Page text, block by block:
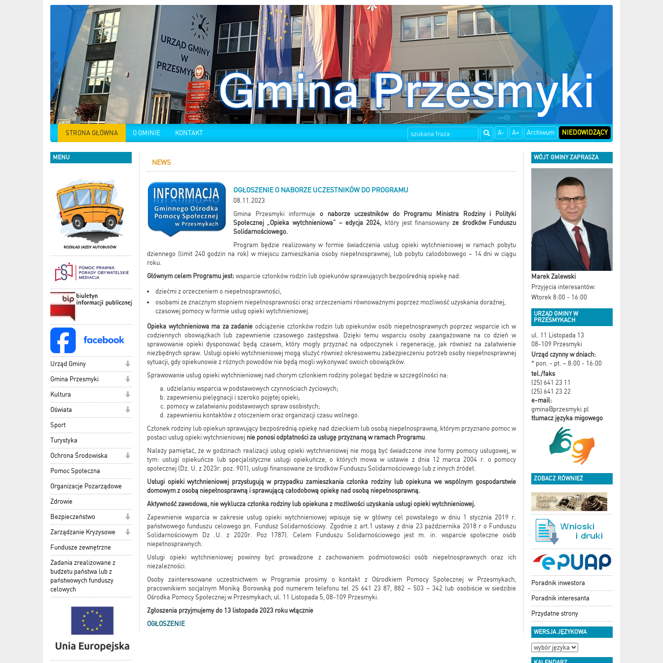
STRONA GŁÓWNA O GMINIE KONTAKT A- A+ Archiwum NIEDOWIDZĄCY
MENU
Urząd Gminy
Gmina Przesmyki
Kultura
Oświata
Sport
Turystyka
Ochrona Środowiska
Pomoc Społeczna
Organizacje Pozarządowe
Zdrowie
Bezpieczeństwo
Zarządzanie Kryzysowe
Fundusze zewnętrzne
Zadania zrealizowane z
budżetu państwa lub z
państwowych funduszy
celowych
NEWS
OGŁOSZENIE O NABORZE UCZESTNIKÓW DO PROGRAMU
08.11.2023
Gmina Przesmyki informuje o naborze uczestników do
Programu Ministra Rodziny i Polityki
Społecznej „Opieka wytchnieniowa” – edycja 2024, który jest finansowanyze środków Funduszu
Solidarnościowego.
Program będzie realizowany w formie świadczenia usług opieki wytchnieniowej w ramach pobytu
dziennego (limit 240 godzin na rok) w miejscu zamieszkania osoby niepełnosprawnej, lub pobytu całodobowego – 14 dni w ciągu
roku.
Głównym celem Programu jest: wsparcie członków rodzin lub opiekunów sprawujących bezpośrednią opiekę nad:
dziećmi z orzeczeniem o niepełnosprawności,
osobami ze znacznym stopniem niepełnosprawności oraz orzeczeniami równoważnymi poprzez możliwość uzyskania doraźnej,
czasowej pomocy w formie usług opieki wytchnieniowej.
Opieka wytchnieniowa ma za zadanie odciążenie członków rodzin lub opiekunów osób niepełnosprawnych poprzez wsparcie ich w
codziennych obowiązkach lub zapewnienie czasowego zastępstwa. Dzięki temu wsparciu osoby zaangażowane na co dzień w
sprawowanie opieki dysponować będą czasem, który mogły przyznać na odpoczynek i regenerację, jak również na załatwienie
niezbędnych spraw. Usługi opieki wytchnieniowej mogą służyć również okresowemu zabezpieczeniu potrzeb osoby niepełnosprawnej
sytuacji, gdy opiekunowie z różnych powodów nie będą mogli wykonywać swoich obowiązków.
Sprawowanie usług opieki wytchnieniowej nad chorym członkiem rodziny polegać będzie w szczególności na:
udzielaniu wsparcia w podstawowych czynnościach życiowych;
zapewnieniu pielęgnacji i szeroko pojętej opieki;
pomocy w załatwianiu podstawowych spraw osobistych;
zapewnieniu kontaktów z otoczeniem oraz organizacji czasu wolnego.
Członek rodziny lub opiekun sprawujący bezpośrednią opiekę nad dzieckiem lub osobą niepełnosprawną, którym przyznano pomoc w
postaci usług opieki wytchnieniowej nie ponosi odpłatności za usługę przyznaną w ramach Programu.
Należy pamiętać, że w godzinach realizacji usług opieki wytchnieniowej nie mogą być świadczone inne formy pomocy usługowej, w
tym: usługi opiekuńcze lub specjalistyczne usługi opiekuńcze, o których mowa w ustawie z dnia 12 marca 2004 r. o pomocy
społecznej (Dz. U. z 2023r. poz. 901), usługi finansowane ze środków Funduszu Solidarnościowego lub z innych źródeł.
Usługi opieki wytchnieniowej przysługują w przypadku zamieszkania członka rodziny lub opiekuna we wspólnym gospodarstwie
domowym z osobą niepełnosprawną i sprawującą całodobową opiekę nad osobą niepełnosprawną.
Aktywność zawodowa, nie wyklucza członka rodziny lub opiekuna z możliwości uzyskania usługi opieki wytchnieniowej.
Zapewnienie wsparcia w zakresie usług opieki wytchnieniowej wpisuje się w główny cel powstałego w dniu 1 stycznia 2019 r.
państwowego funduszu celowego pn. Fundusz Solidarnościowy. Zgodnie z art.1 ustawy z dnia 23 października 2018 r o Funduszu
Solidarnościowym Dz .U. z 2020r. Poz 1787). Celem Funduszu Solidarnościowego jest m. in. wsparcie społeczne osób
niepełnosprawnych.
Usługi opieki wytchnieniowej powinny być prowadzone z zachowaniem podmiotowości osób niepełnosprawnych oraz ich
niezależności.
Osoby zainteresowane uczestnictwem w Programie prosimy o kontakt z Ośrodkiem Pomocy Społecznej w Przesmykach,
pracownikiem socjalnym Moniką Borowską pod numerem telefonu tel 25 641 23 87, 882 – 503 – 342 lub osobiście w siedzibie
Ośrodka Pomocy Społecznej w Przesmykach, ul. 11 Listopada 5, 08-109 Przesmyki.
Zgłoszenia przyjmujemy do 13 listopada 2023 roku włącznie
OGŁOSZENIE
WÓJT GMINY ZAPRASZA
Marek Zalewski
Przyjęcia interesantów:
Wtorek 8:00 - 16:00
URZĄD GMINY W
PRZESMYKACH
ul. 11 Listopada 13
08-109 Przesmyki
Urząd czynny w dniach:
* pon. - pt. – 8:00 - 16:00
tel./faks
(25) 641 23 11
(25) 641 23 22
e-mail:
gmina@przesmyki.pl
tłumacz języka migowego
ZOBACZ RÓWNIEŻ
Poradnik inwestora
Poradnik interesanta
Przydatne strony
WERSJA JĘZYKOWA